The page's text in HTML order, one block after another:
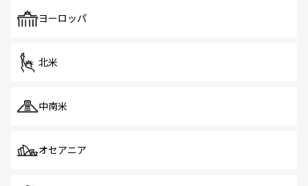
で、ホーカーズは地元の風情を楽しめる外せないスポット
ヨーロッパ
北米
中南米
オセアニア